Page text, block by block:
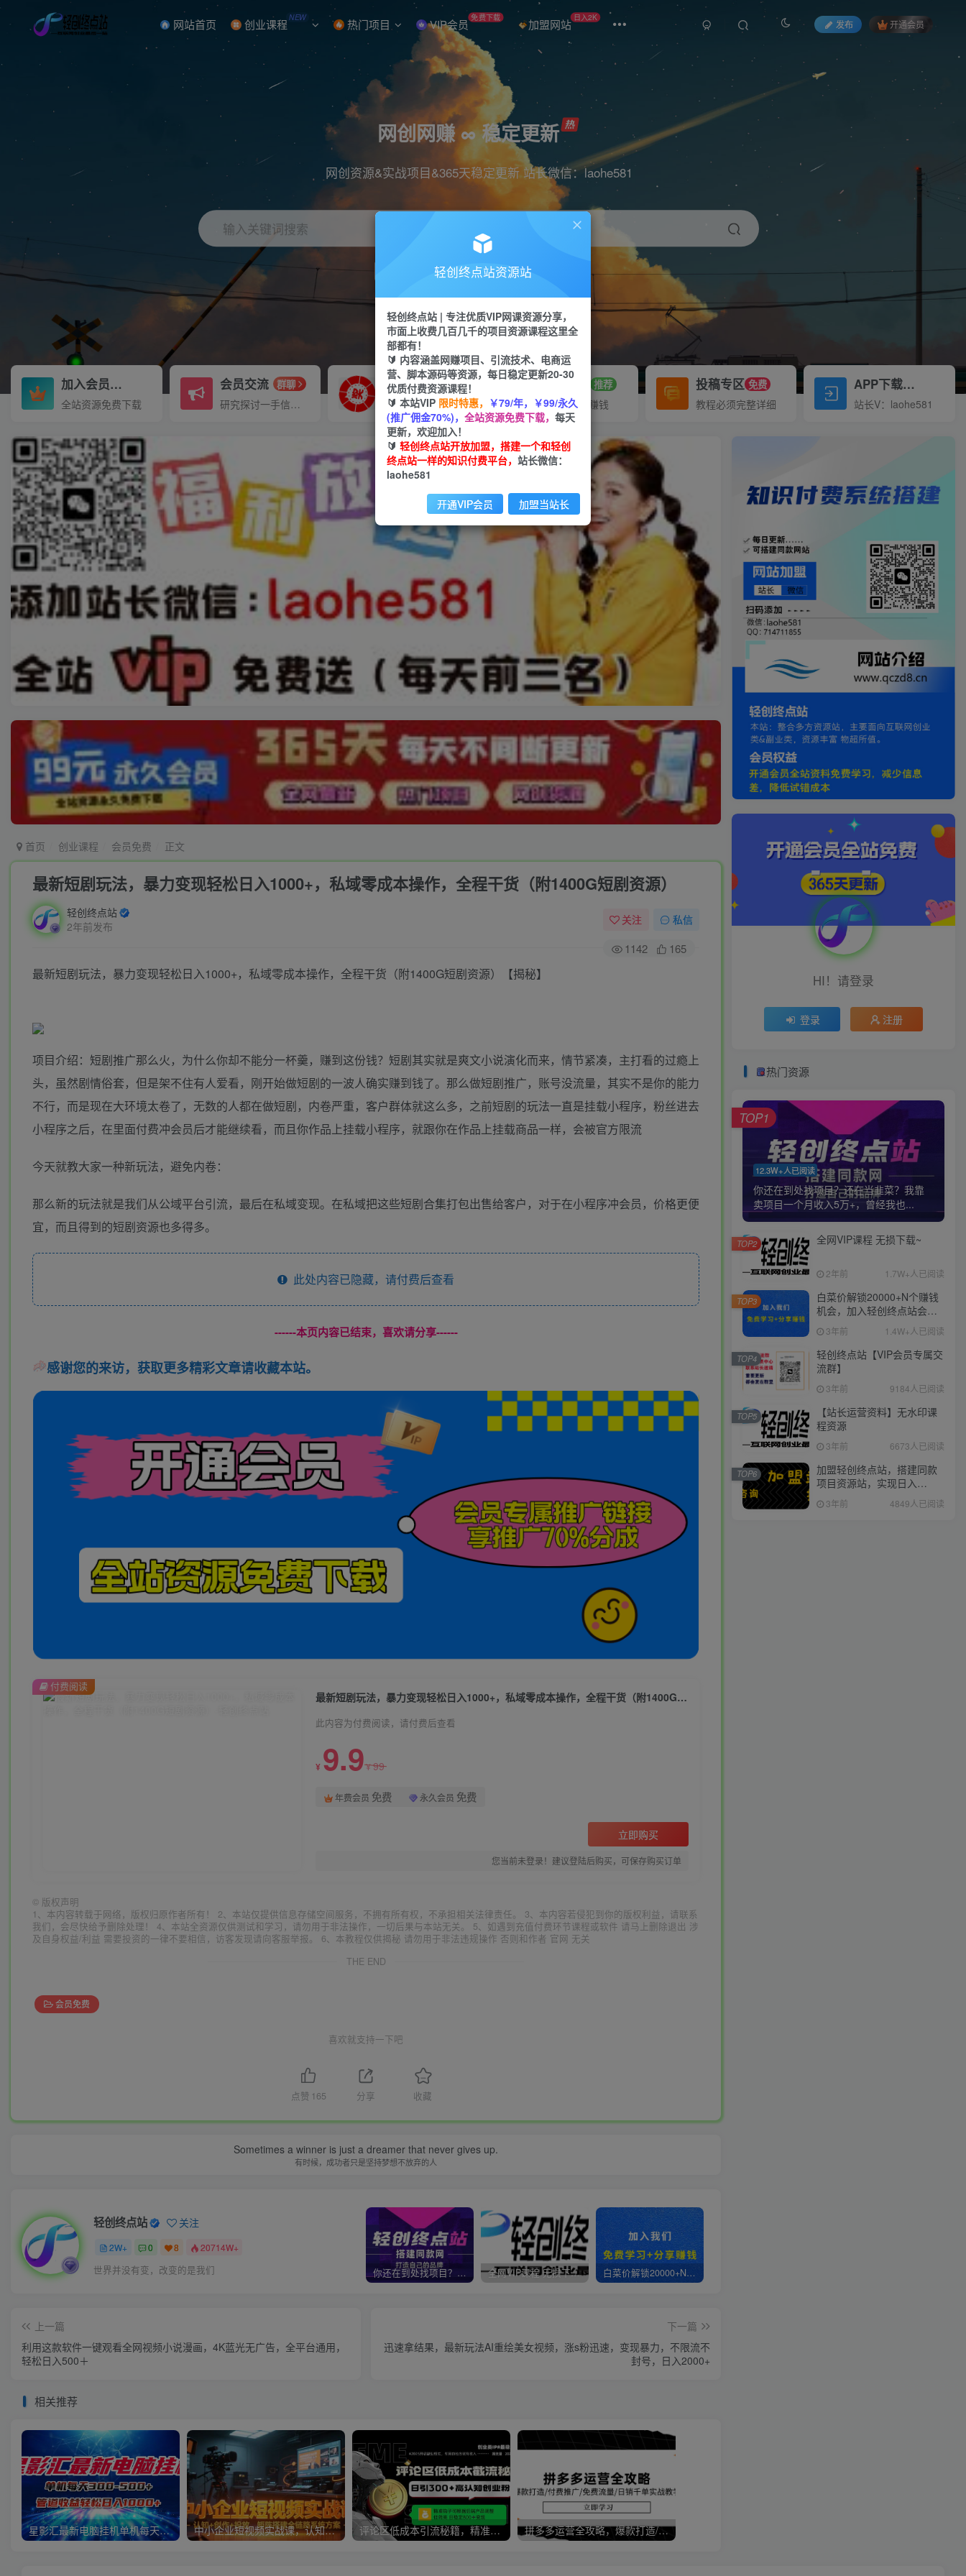
网站首页 创业课程 NEW 热门项目 VIP会员 免费下载 加盟网站 日入2K
发布 开通会员
网创网赚 ∞ 稳定更新
网创资源&实战项目&365天稳定更新 站长微信：laohe581
输入关键词搜索
引流 短视频 剪辑
加入会员3.3折
全站资源免费下载
会员交流 群聊
研究探讨一手信息差
推广赚钱
70%分佣
推广返佣高达70%
站长招募 推荐
24小时自动赚钱
投稿专区 免费
教程必须完整详细
APP下载Down
站长V：laohe581
首页 创业课程 会员免费 正文
最新短剧玩法，暴力变现轻松日入1000+，私域零成本操作，全程干货（附1400G短剧资源）
轻创终点站
2年前发布
关注 私信
1142 165
最新短剧玩法，暴力变现轻松日入1000+，私域零成本操作，全程干货（附1400G短剧资源）【揭秘】
项目介绍：短剧推广那么火，为什么你却不能分一杯羹，赚到这份钱？短剧其实就是爽文小说演化而来，情节紧凑，主打看的过瘾上
头，虽然剧情俗套，但是架不住有人爱看，刚开始做短剧的一波人确实赚到钱了。那么做短剧推广，账号没流量，其实不是你的能力
不行，而是现在大环境太卷了，无数的人都在做短剧，内卷严重，客户群体就这么多，之前短剧的玩法一直是挂载小程序，粉丝进去
小程序之后，在里面付费冲会员后才能继续看，而且你作品上挂载小程序，就跟你在作品上挂载商品一样，会被官方限流
今天就教大家一种新玩法，避免内卷：
那么新的玩法就是我们从公域平台引流，最后在私域变现。在私域把这些短剧合集打包出售给客户，对于在小程序冲会员，价格更便
宜，而且得到的短剧资源也多得多。
此处内容已隐藏，请付费后查看
------本页内容已结束，喜欢请分享------
感谢您的来访，获取更多精彩文章请收藏本站。
最新短剧玩法，暴力变现轻松日入1000+，私域零成本操作，全程干货（附1400G短剧资源）
此内容为付费阅读，请付费后查看
¥ 9.9¥99
年费会员 免费 永久会员 免费
立即购买
您当前未登录！建议登陆后购买，可保存购买订单
付费阅读
© 版权声明
1、本内容转载于网络，版权归原作者所有！ 2、本站仅提供信息存储空间服务，不拥有所有权，不承担相关法律责任。 3、本内容若侵犯到你的版权利益，请联系
我们，会尽快给予删除处理！ 4、本站全资源仅供测试和学习，请勿用于非法操作，一切后果与本站无关。 5、如遇到充值付费环节课程或软件 请马上删除退出 涉
及自身权益/利益 需要投资的一律不要相信，访客发现请向客服举报。 6、本教程仅供揭秘 请勿用于非法违规操作 否则和作者 官网 无关
THE END
会员免费
喜欢就支持一下吧
点赞 165 分享 收藏
Sometimes a winner is just a dreamer that never gives up.
有时候，成功者只是坚持梦想不放弃的人
轻创终点站 关注
2W+ 0 8 20714W+
世界并没有变，改变的是我们 你还在到处找项目？还在当韭菜？我靠卖项目一个月收入5万+，曾经我也是个失败者。 全网VIP课程 无损下载~ 白菜价解锁20000+N个赚钱机会，加入轻创终点站会员，全站资源免费学习。
上一篇
利用这款软件一键观看全网视频小说漫画，4K蓝光无广告，全平台通用，
轻松日入500＋
下一篇
迅速拿结果，最新玩法AI重绘美女视频，涨s粉迅速，变现暴力，不限流不
封号，日入2000+
相关推荐
星影汇最新电脑挂机单机每天300+团队管道收益轻松日入1000+ 中小企业短视频实战课，认知+创作+投放，矩阵搭建全链路系统方案 评论区低成本引流秘籍，精准钩子直击用户，单账号日增300+创业粉，日稳… 拼多多运营全攻略，爆款打造/付费推广/免费流量/日销千单实战教学/6月更新
HI！请登录
登录 注册
热门资源
12.3W+人已阅读
你还在到处找项目？还在当韭菜？我靠
卖项目一个月收入5万+，曾经我也...
TOP1
全网VIP课程 无损下载~
2年前 1.7W+人已阅读
TOP2
白菜价解锁20000+N个赚钱
机会，加入轻创终点站会
员，全站资源免费学习。
3年前 1.4W+人已阅读
TOP3
轻创终点站【VIP会员专属交
流群】
3年前 9184人已阅读
TOP4
【站长运营资料】无水印课
程资源
3年前 6673人已阅读
TOP5
加盟轻创终点站，搭建同款
项目资源站，实现日入
2000+
3年前 4849人已阅读
TOP6
轻创终点站资源站
轻创终点站 | 专注优质VIP网课资源分享，
市面上收费几百几千的项目资源课程这里全
部都有！
🔰 内容涵盖网赚项目、引流技术、电商运
营、脚本源码等资源，每日稳定更新20-30
优质付费资源课程！
🔰 本站VIP 限时特惠， ￥79/年，￥99/永久
(推广佣金70%)， 全站资源免费下载， 每天
更新，欢迎加入！
🔰 轻创终点站开放加盟，搭建一个和轻创
终点站一样的知识付费平台， 站长微信：
laohe581
开通VIP会员 加盟当站长